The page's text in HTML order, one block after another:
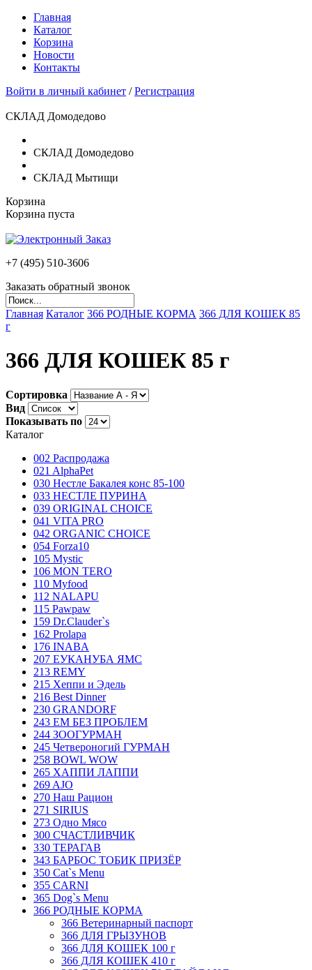
Главная
Каталог
Корзина
Новости
Контакты
Войти в личный кабинет /Регистрация
СКЛАД Домодедово
СКЛАД Домодедово
СКЛАД Мытищи
Корзина
Корзина пуста
+7 (495) 510-3606
Заказать обратный звонок
Главная Каталог 366 РОДНЫЕ КОРМА 366 ДЛЯ КОШЕК 85
г
366 ДЛЯ КОШЕК 85 г
Сортировка
Вид
Показывать по
Каталог
002 Распродажа
021 AlphaPet
030 Нестле Бакалея конc 85-100
033 НЕСТЛЕ ПУРИНА
039 ORIGINAL CHOICE
041 VITA PRO
042 ORGANIC CHOICE
054 Forza10
105 Mystic
106 MON TERO
110 Myfood
112 NALAPU
115 Pawpaw
159 Dr.Clauder`s
162 Prolapa
176 INABA
207 ЕУКАНУБА ЯМС
213 REMY
215 Хеппи и Эдель
216 Best Dinner
230 GRANDORF
243 ЕМ БЕЗ ПРОБЛЕМ
244 ЗООГУРМАН
245 Четвероногий ГУРМАН
258 BOWL WOW
265 ХАППИ ЛАППИ
269 AJO
270 Наш Рацион
271 SIRIUS
273 Одно Мясо
300 СЧАСТЛИВЧИК
330 ТЕРАГАВ
343 БАРБОС ТОБИК ПРИЗЁР
350 Cat`s Menu
355 CARNI
365 Dog`s Menu
366 РОДНЫЕ КОРМА
366 Ветеринарный паспорт
366 ДЛЯ ГРЫЗУНОВ
366 ДЛЯ КОШЕК 100 г
366 ДЛЯ КОШЕК 410 г